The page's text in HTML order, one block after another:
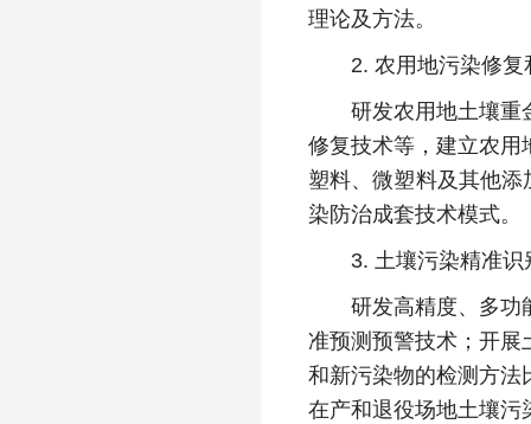
理论及方法。
2. 农用地污染修复
研发农用地土壤重金
修复技术等，建立农用
塑料、微塑料及其他
染防治成套技术模式。
3. 土壤污染精准识
研发高精度、多功能
准预测预警技术；开展
和新污染物的检测方法
在产和退役场地土壤污